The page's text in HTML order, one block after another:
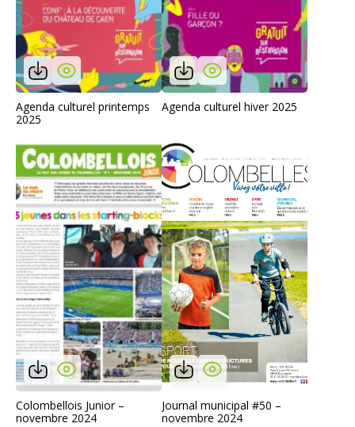
Agenda culturel printemps
2025
Agenda culturel hiver 2025
Colombellois Junior –
novembre 2024
Journal municipal #50 –
novembre 2024